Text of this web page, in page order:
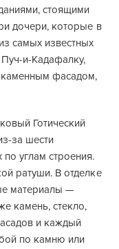
стоящими
дочери, которые в
самых известных
и-Кадафалку,
фасадом,
Готический
за шести
углам строения.
ратуши. В отделке
материалы —
камень, стекло,
и каждый
по камню или